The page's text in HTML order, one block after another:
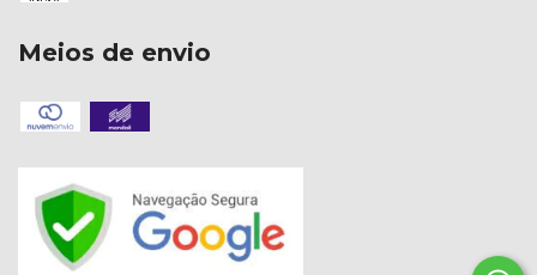
Meios de envio